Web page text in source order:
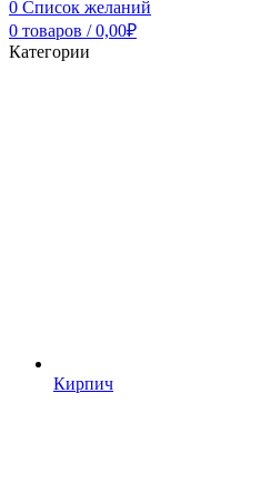
0 Список желаний
0 товаров / 0,00₽
Категории
Кирпич